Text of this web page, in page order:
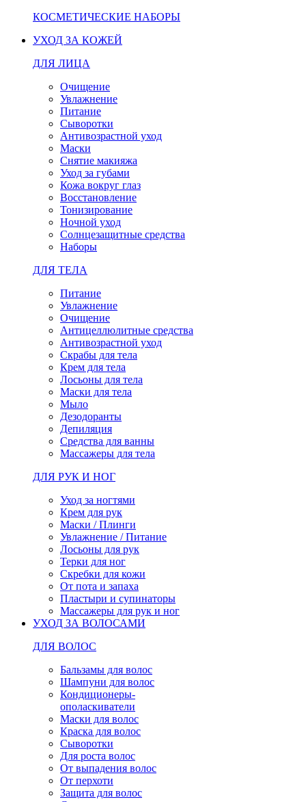
КОСМЕТИЧЕСКИЕ НАБОРЫ
УХОД ЗА КОЖЕЙ
ДЛЯ ЛИЦА
Очищение
Увлажнение
Питание
Сыворотки
Антивозрастной уход
Маски
Снятие макияжа
Уход за губами
Кожа вокруг глаз
Восстановление
Тонизирование
Ночной уход
Солнцезащитные средства
Наборы
ДЛЯ ТЕЛА
Питание
Увлажнение
Очищение
Антицеллюлитные средства
Антивозрастной уход
Скрабы для тела
Крем для тела
Лосьоны для тела
Маски для тела
Мыло
Дезодоранты
Депиляция
Средства для ванны
Массажеры для тела
ДЛЯ РУК И НОГ
Уход за ногтями
Крем для рук
Маски / Плинги
Увлажнение / Питание
Лосьоны для рук
Терки для ног
Скребки для кожи
От пота и запаха
Пластыри и супинаторы
Массажеры для рук и ног
УХОД ЗА ВОЛОСАМИ
ДЛЯ ВОЛОС
Бальзамы для волос
Шампуни для волос
Кондиционеры-
ополаскиватели
Маски для волос
Краска для волос
Сыворотки
Для роста волос
От выпадения волос
От перхоти
Защита для волос